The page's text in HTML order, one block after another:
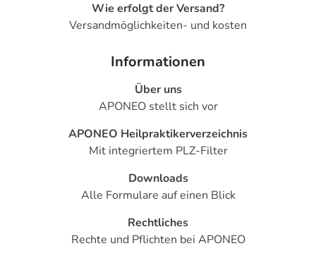
Wie erfolgt der Versand?
Versandmöglichkeiten- und kosten
Informationen
Über uns
APONEO stellt sich vor
APONEO Heilpraktikerverzeichnis
Mit integriertem PLZ-Filter
Downloads
Alle Formulare auf einen Blick
Rechtliches
Rechte und Pflichten bei APONEO